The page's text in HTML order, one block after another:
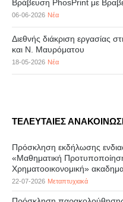
Βράβευση PhosPrint με
06-06-2026 Νέα
Διεθνής διάκριση εργασίας
και Ν. Μαυρόματου
18-05-2026 Νέα
ΤΕΛΕΥΤΑΙΕΣ
Πρόσκληση εκδήλωσης
«Μαθηματική
Χρηματοοικονομική»
22-07-2026 Μεταπτυχιακά